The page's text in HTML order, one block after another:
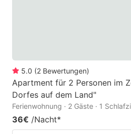
5.0 (2 Bewertungen)
Apartment für 2 Personen im
Dorfes auf dem Land"
Ferienwohnung · 2 Gäste · 1
36€ /Nacht*